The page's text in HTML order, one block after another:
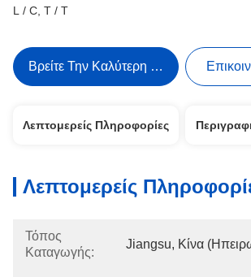
L / C, T / T
Βρείτε Την Καλύτερη Τιμή
Λεπτομερείς Πληροφορίες
Λεπτομερείς
Τόπος
Καταγωγής:
Jiangsu, Κίνα